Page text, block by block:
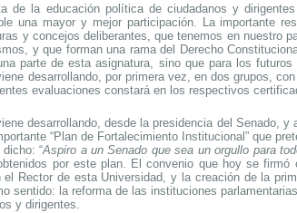
de la educación política de ciudadanos y
una mayor y mejor participación. La importante
y concejos deliberantes, que tenemos en nuestro
y que forman una rama del Derecho
parte de esta asignatura, sino que para los
desarrollando, por primera vez, en dos grupos,
evaluaciones constará en los respectivos
desarrollando, desde la presidencia del Senado,
“Plan de Fortalecimiento Institucional” que
“Aspiro a un Senado que sea un orgullo para
por este plan. El convenio que hoy se
Rector de esta Universidad, y la creación de la
sentido: la reforma de las instituciones
y dirigentes.